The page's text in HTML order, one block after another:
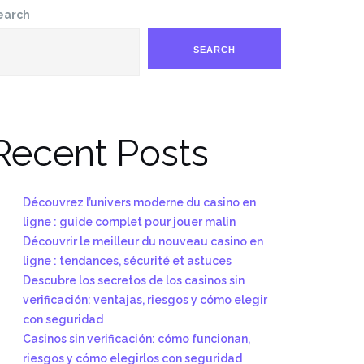
SEARCH
Posts
Découvrez l’univers moderne du casino en
ligne : guide complet pour jouer malin
Découvrir le meilleur du nouveau casino en
ligne : tendances, sécurité et astuces
Descubre los secretos de los casinos sin
verificación: ventajas, riesgos y cómo elegir
con seguridad
Casinos sin verificación: cómo funcionan,
riesgos y cómo elegirlos con seguridad